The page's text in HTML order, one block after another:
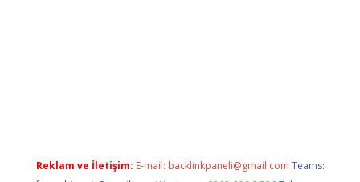
Reklam ve İletişim: E-mail: backlinkpaneli@gmail.com Teams: